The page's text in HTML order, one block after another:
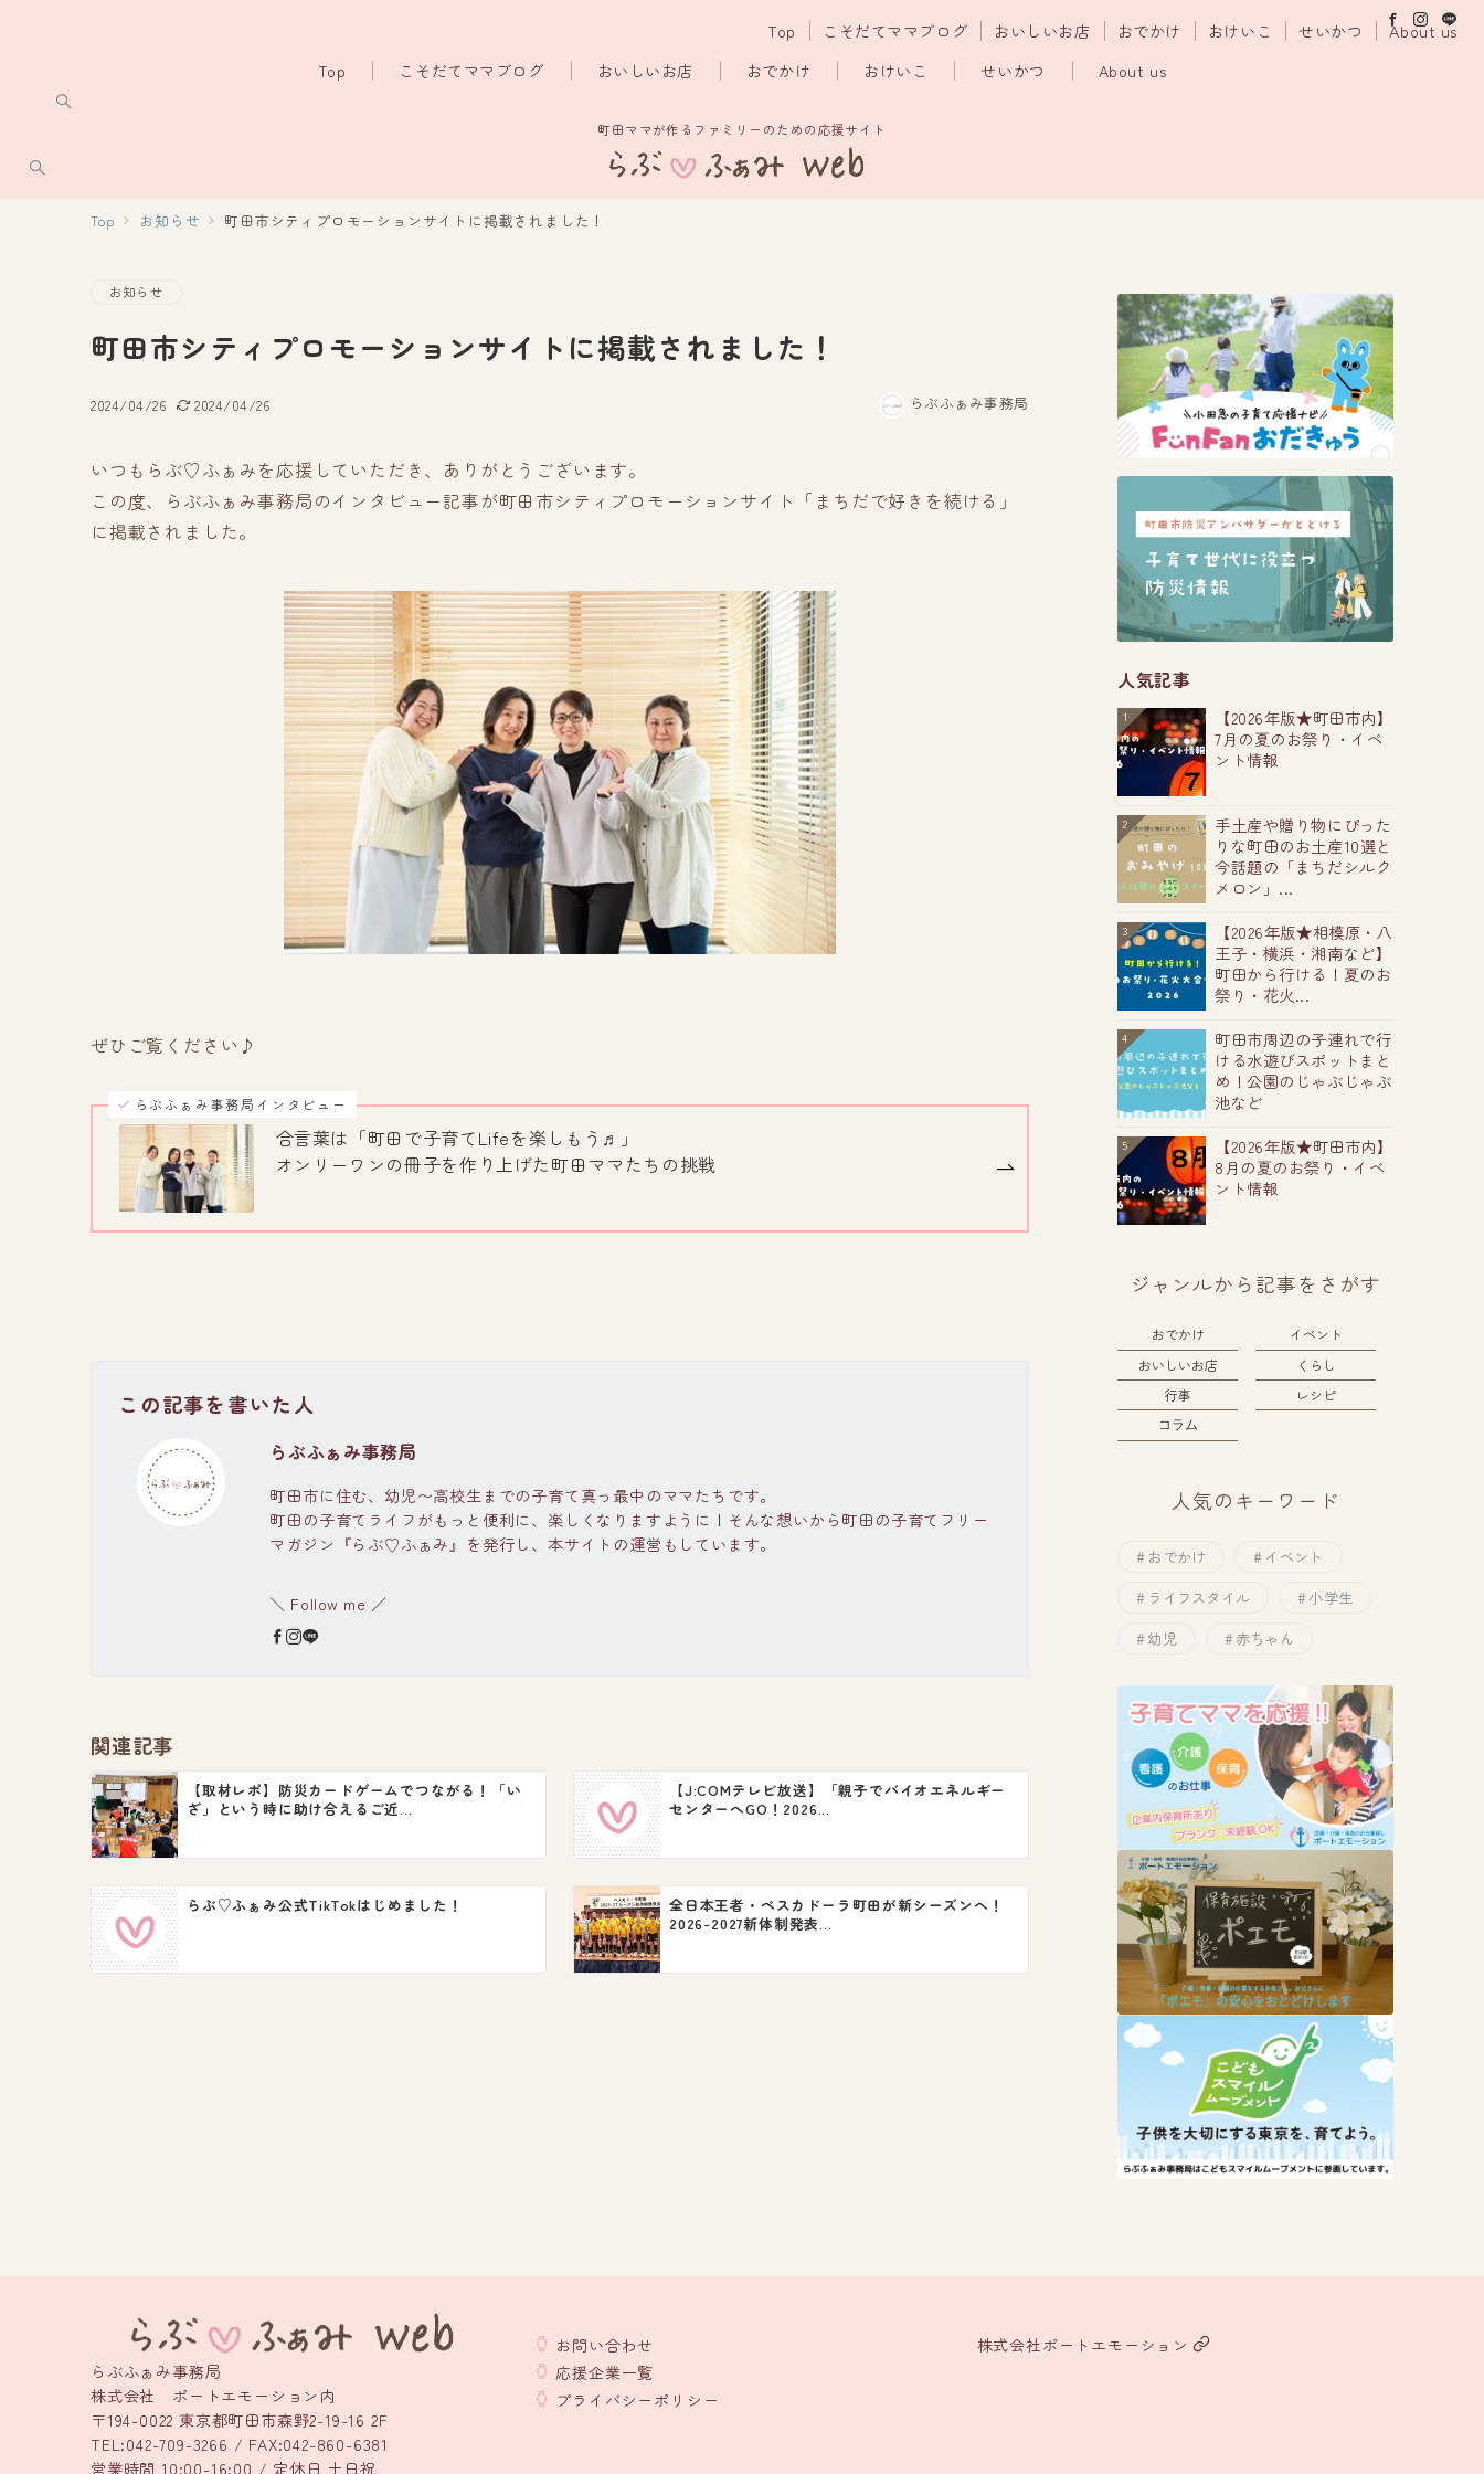
Top こそだてママブログ おいしいお店 おでかけ おけいこ せいかつ About us
Top こそだてママブログ おいしいお店 おでかけ おけいこ せいかつ About us
町田ママが作るファミリーのための応援サイト
Top お知らせ 町田市シティプロモーションサイトに掲載されました！
お知らせ
町田市シティプロモーションサイトに掲載されました！
2024/04/26 2024/04/26 らぶふぁみ事務局
いつもらぶ♡ふぁみを応援していただき、ありがとうございます。
この度、らぶふぁみ事務局のインタビュー記事が町田市シティプロモーションサイト「まちだで好きを続ける」
に掲載されました。
ぜひご覧ください♪
らぶふぁみ事務局インタビュー
合言葉は「町田で子育てLifeを楽しもう♬」
オンリーワンの冊子を作り上げた町田ママたちの挑戦
この記事を書いた人
らぶふぁみ事務局
町田市に住む、幼児〜高校生までの子育て真っ最中のママたちです。
町田の子育てライフがもっと便利に、楽しくなりますように！そんな想いから町田の子育てフリー
マガジン『らぶ♡ふぁみ』を発行し、本サイトの運営もしています。
＼ Follow me ／
関連記事
【取材レポ】防災カードゲームでつながる！「い
ざ」という時に助け合えるご近...
【J:COMテレビ放送】「親子でバイオエネルギー
センターへGO！2026...
らぶ♡ふぁみ公式TikTokはじめました！
全日本王者・ペスカドーラ町田が新シーズンへ！
2026-2027新体制発表...
人気記事
1
【2026年版★町田市内】
7月の夏のお祭り・イベ
ント情報
2
手土産や贈り物にぴった
りな町田のお土産10選と
今話題の「まちだシルク
メロン」...
3
【2026年版★相模原・八
王子・横浜・湘南など】
町田から行ける！夏のお
祭り・花火...
4
町田市周辺の子連れで行
ける水遊びスポットまと
め！公園のじゃぶじゃぶ
池など
5
【2026年版★町田市内】
8月の夏のお祭り・イベ
ント情報
ジャンルから記事をさがす
おでかけ
イベント
おいしいお店
くらし
行事
レシピ
コラム
人気のキーワード
おでかけ
イベント
ライフスタイル
小学生
幼児
赤ちゃん
らぶふぁみ事務局
株式会社 ポートエモーション内
〒194-0022 東京都町田市森野2-19-16 2F
TEL:042-709-3266 / FAX:042-860-6381
営業時間 10:00-16:00 / 定休日 土日祝
お問い合わせ
応援企業一覧
プライバシーポリシー
株式会社ポートエモーション